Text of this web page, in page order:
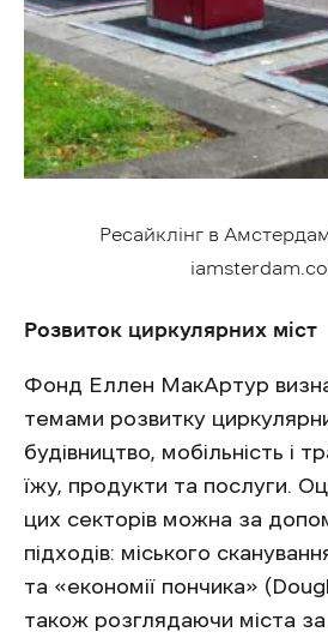
Ресайклінг в
Розвиток циркулярних міст
Фонд Еллен МакАртур
темами розвитку
будівництво, мобільність і
їжу, продукти та послуги.
цих секторів можна за
підходів: міського
та «економії пончика»
також розглядаючи міста